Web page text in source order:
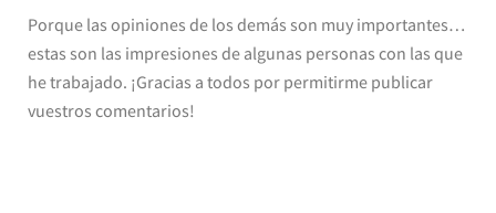
Porque las opiniones de los demás son muy importantes…
estas son las impresiones de algunas personas con las que
he trabajado. ¡Gracias a todos por permitirme publicar
vuestros comentarios!